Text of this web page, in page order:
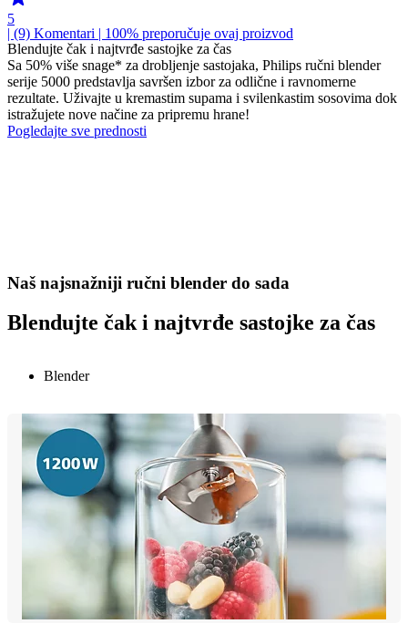
5
| (9) Komentari | 100% preporučuje ovaj proizvod
Blendujte čak i najtvrđe sastojke za čas
Sa 50% više snage* za drobljenje sastojaka, Philips ručni blender
serije 5000 predstavlja savršen izbor za odlične i ravnomerne
rezultate. Uživajte u kremastim supama i svilenkastim sosovima dok
istražujete nove načine za pripremu hrane!
Pogledajte sve prednosti
Naš najsnažniji ručni blender do sada
Blendujte čak i najtvrđe sastojke za čas
Blender